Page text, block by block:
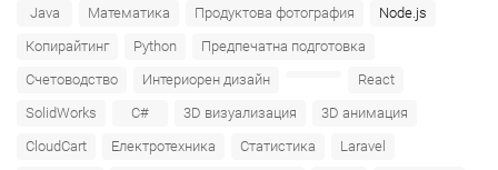
Java
Математика Продуктова фотография
Node.js
Копирайтинг
Python
Предпечатна подготовка
Счетоводство
Интериорен дизайн
React
SolidWorks
C# 3D визуализация
3D анимация
CloudCart
Електротехника Статистика
Laravel